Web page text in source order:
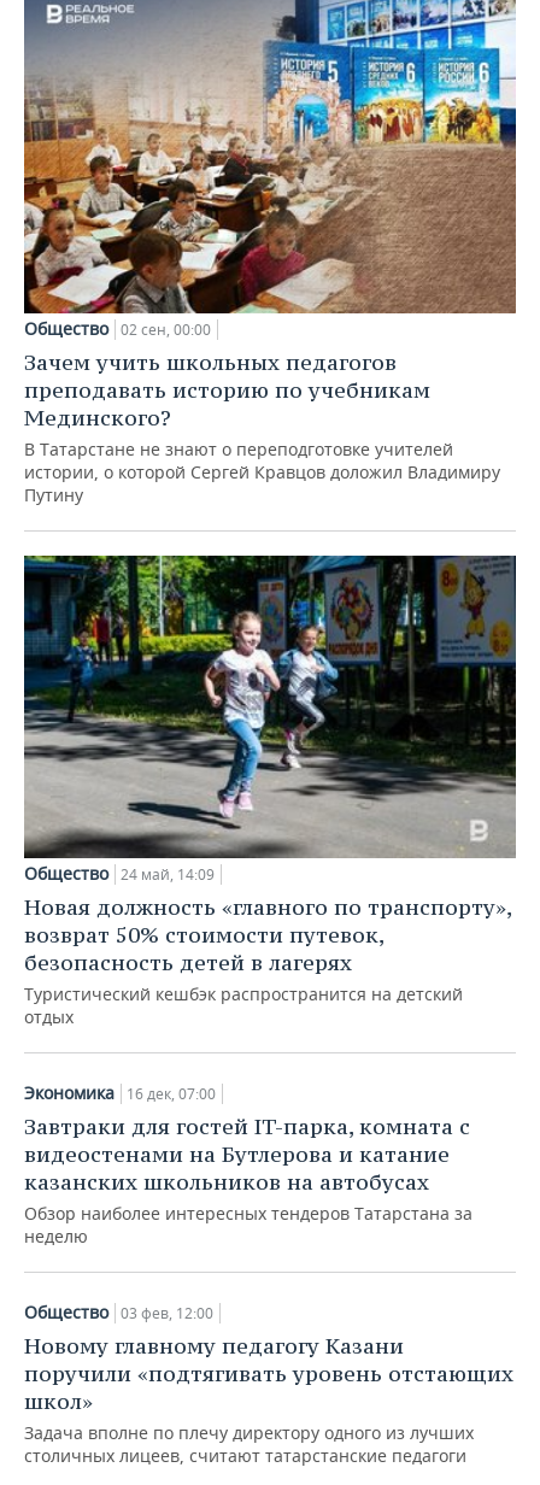
Общество 02 сен, 00:00
Зачем учить школьных педагогов
преподавать историю по учебникам
Мединского?
В Татарстане не знают о переподготовке учителей
истории, о которой Сергей Кравцов доложил Владимиру
Путину
Общество 24 май, 14:09
Новая должность «главного по транспорту»,
возврат 50% стоимости путевок,
безопасность детей в лагерях
Туристический кешбэк распространится на детский
отдых
Экономика 16 дек, 07:00
Завтраки для гостей IT-парка, комната с
видеостенами на Бутлерова и катание
казанских школьников на автобусах
Обзор наиболее интересных тендеров Татарстана за
неделю
Общество 03 фев, 12:00
Новому главному педагогу Казани
поручили «подтягивать уровень отстающих
школ»
Задача вполне по плечу директору одного из лучших
столичных лицеев, считают татарстанские педагоги